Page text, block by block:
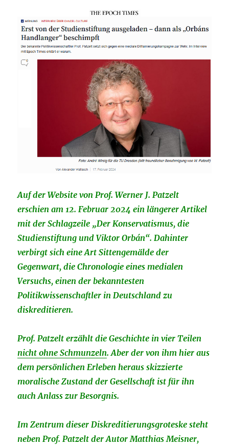
Auf der Website von Prof. Werner J. Patzelt
erschien am 12. Februar 2024 ein längerer Artikel
mit der Schlagzeile „Der Konservatismus, die
Studienstiftung und Viktor Orbán“. Dahinter
verbirgt sich eine Art Sittengemälde der
Gegenwart, die Chronologie eines medialen
Versuchs, einen der bekanntesten
Politikwissenschaftler in Deutschland zu
diskreditieren.
Prof. Patzelt erzählt die Geschichte in vier Teilen
nicht ohne Schmunzeln. Aber der von ihm hier aus
dem persönlichen Erleben heraus skizzierte
moralische Zustand der Gesellschaft ist für ihn
auch Anlass zur Besorgnis.
Im Zentrum dieser Diskreditierungsgroteske steht
neben Prof. Patzelt der Autor Matthias Meisner,